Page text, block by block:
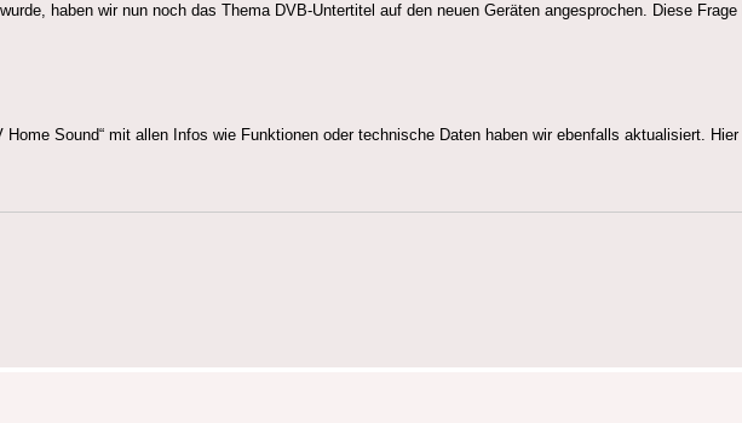
haben wir nun noch das Thema DVB-Untertitel auf den neuen Geräten angesprochen. Diese Frage
Sound“ mit allen Infos wie Funktionen oder technische Daten haben wir ebenfalls aktualisiert. Hier